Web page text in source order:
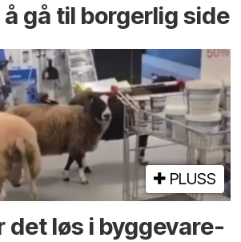
gå til borgerlig side
PLUSS
det løs i bygge­vare­